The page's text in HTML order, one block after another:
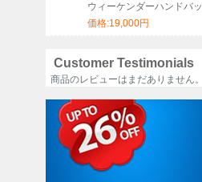
ウィーケンダーハンドバッ
グ サイズ:46x31x18cm
価格:19,000円
Customer Testimonials
商品のレビューはまだありません。